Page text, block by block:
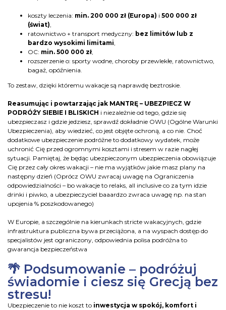
koszty leczenia: min. 200 000 zł (Europa) i 500 000 zł
(świat),
ratownictwo + transport medyczny: bez limitów lub z
bardzo wysokimi limitami,
OC: min. 500 000 zł,
rozszerzenie o: sporty wodne, choroby przewlekłe, ratownictwo,
bagaż, opóźnienia.
To zestaw, dzięki któremu wakacje są naprawdę beztroskie.
Reasumując i powtarzając jak MANTRĘ – UBEZPIECZ W
PODRÓŻY SIEBIE I BLISKICH i niezależnie od tego, gdzie się
ubezpieczasz i gdzie jedziesz, sprawdź dokładnie OWU (Ogólne Warunki
Ubezpieczenia), aby wiedzieć, co jest objęte ochroną, a co nie. Choć
dodatkowe ubezpieczenie podróżne to dodatkowy wydatek, może
uchronić Cię przed ogromnymi kosztami i stresem w razie nagłej
sytuacji. Pamiętaj, że będąc ubezpieczonym ubezpieczenia obowiązuje
Cię przez cały okres wakacji – nie ma wyjątków jakie masz plany na
następny dzień (Oprócz OWU zwracaj uwagę na Ograniczenia
odpowiedzialności – bo wakacje to relaks, all inclusive co za tym idzie
drinki i piwko, a ubezpieczyciel baaardzo zwraca uwagę np. na stan
upojenia % poszkodowanego)
W Europie, a szczególnie na kierunkach stricte wakacyjnych, gdzie
infrastruktura publiczna bywa przeciążona, a na wyspach dostęp do
specjalistów jest ograniczony, odpowiednia polisa podróżna to
gwarancja bezpieczeństwa
🌴 Podsumowanie – podróżuj
świadomie i ciesz się Grecją bez
stresu!
Ubezpieczenie to nie koszt to inwestycja w spokój, komfort i